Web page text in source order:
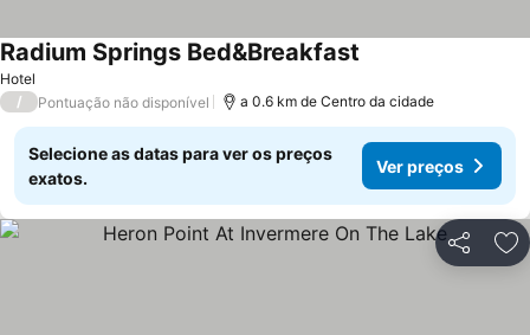
Hotel
Radium Springs Bed&Breakfast
/ Pontuação não disponível a 0.6 km de Centro da cidade
Selecione as datas para ver os preços
exatos.
Ver preços
Partilhar